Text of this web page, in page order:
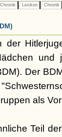
Chronik Lexikon Chronik
der
und
Der
als
Teil